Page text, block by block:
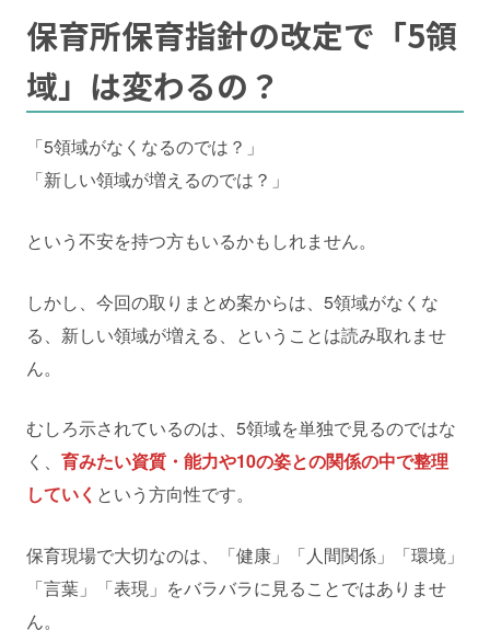
保育所保育指針の改定で 「5領
域」は変わるの？
「5領域がなくなるのでは？」
「新しい領域が増えるのでは？」
という不安を持つ方もいるかもしれません。
しかし、今回の取りまとめ案からは、5領域がなくな
る、新しい領域が増える、ということは読み取れませ
ん。
むしろ示されているのは、5領域を単独で見るのではな
く、 育みたい資質・能力や10の姿との関係の中で整理
していく という方向性です。
保育現場で大切なのは、「健康」「人間関係」「環境」
「言葉」「表現」をバラバラに見ることではありませ
ん。